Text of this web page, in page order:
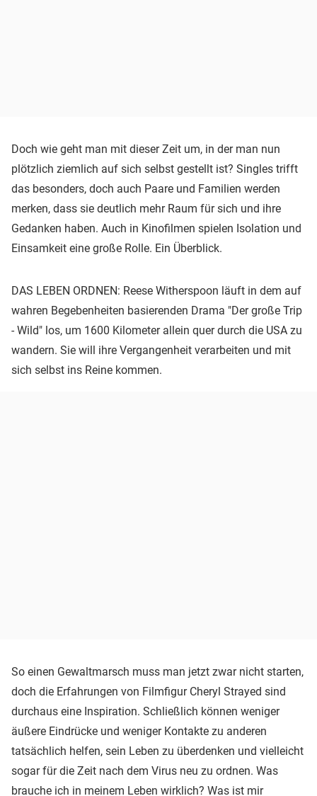
Doch wie geht man mit dieser Zeit um, in der man nun
plötzlich ziemlich auf sich selbst gestellt ist? Singles trifft
das besonders, doch auch Paare und Familien werden
merken, dass sie deutlich mehr Raum für sich und ihre
Gedanken haben. Auch in Kinofilmen spielen Isolation und
Einsamkeit eine große Rolle. Ein Überblick.
DAS LEBEN ORDNEN: Reese Witherspoon läuft in dem auf
wahren Begebenheiten basierenden Drama "Der große Trip
- Wild" los, um 1600 Kilometer allein quer durch die USA zu
wandern. Sie will ihre Vergangenheit verarbeiten und mit
sich selbst ins Reine kommen.
So einen Gewaltmarsch muss man jetzt zwar nicht starten,
doch die Erfahrungen von Filmfigur Cheryl Strayed sind
durchaus eine Inspiration. Schließlich können weniger
äußere Eindrücke und weniger Kontakte zu anderen
tatsächlich helfen, sein Leben zu überdenken und vielleicht
sogar für die Zeit nach dem Virus neu zu ordnen. Was
brauche ich in meinem Leben wirklich? Was ist mir